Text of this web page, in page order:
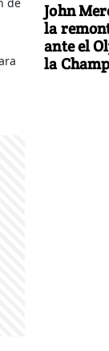
John
la
ante el
la